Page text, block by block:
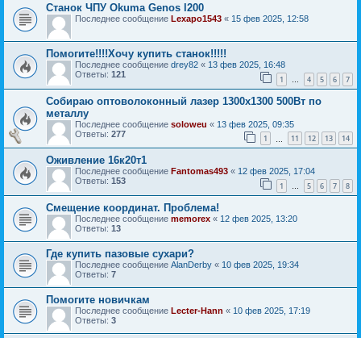
Станок ЧПУ Okuma Genos l200
Последнее сообщение Lexapo1543 « 15 фев 2025, 12:58
Помогите!!!!Хочу купить станок!!!!!
Последнее сообщение drey82 « 13 фев 2025, 16:48
Ответы: 121 1 … 4 5 6 7
Собираю оптоволоконный лазер 1300х1300 500Вт по
металлу
Последнее сообщение soloweu « 13 фев 2025, 09:35
Ответы: 277 1 11 12 13 14
Оживление 16к20т1
Последнее сообщение Fantomas493 « 12 фев 2025, 17:04
Ответы: 153 1 … 5 6 7 8
Смещение координат. Проблема!
Последнее сообщение memorex « 12 фев 2025, 13:20
Ответы: 13
Где купить пазовые сухари?
Последнее сообщение AlanDerby « 10 фев 2025, 19:34
Ответы: 7
Помогите новичкам
Последнее сообщение Lecter-Hann « 10 фев 2025, 17:19
Ответы: 3